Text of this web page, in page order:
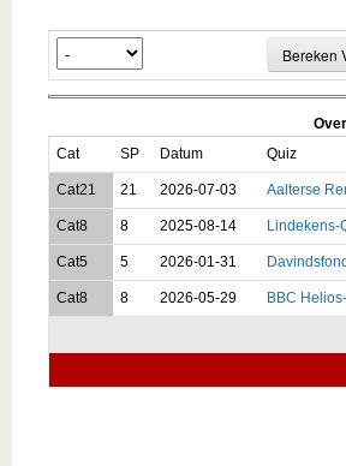
Cat
SP Datum Quiz
Cat21 21 2026-07-03 Aalterse
Cat8 8 2025-08-14 Lindekens-
Cat5 5 2026-01-31
Cat8 8 2026-05-29 BBC